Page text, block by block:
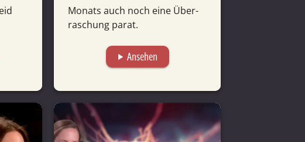
Monats auch noch eine Über­
raschung parat.
play_arrow Ansehen